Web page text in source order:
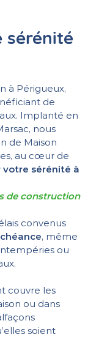
sérénité
à Périgueux,
de
Implanté en
nous
de Maison
au cœur de
sérénité à
de construction
convenus
, même
ou
couvre les
ou dans
soient